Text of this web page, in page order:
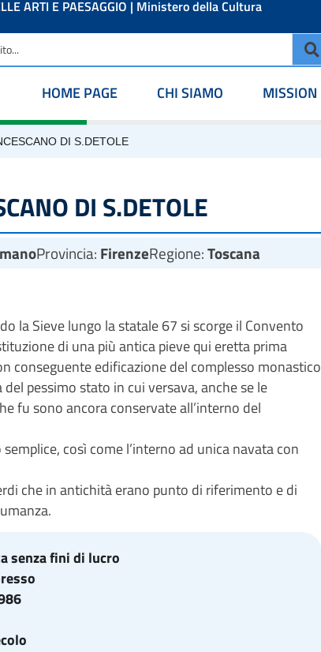
ARTI E PAESAGGIO | Ministero della Cultura
HOME PAGE CHI SIAMO MISSION
DI S.DETOLE
DI S.DETOLE
Provincia: FirenzeRegione:Toscana
la Sieve lungo la statale 67 si scorge il Convento
di una più antica pieve qui eretta prima
conseguente edificazione del complesso monastico
pessimo stato in cui versava, anche se le
fu sono ancora conservate all’interno del
così come l’interno ad unica navata con
che in antichità erano punto di riferimento e di
senza fini di lucro